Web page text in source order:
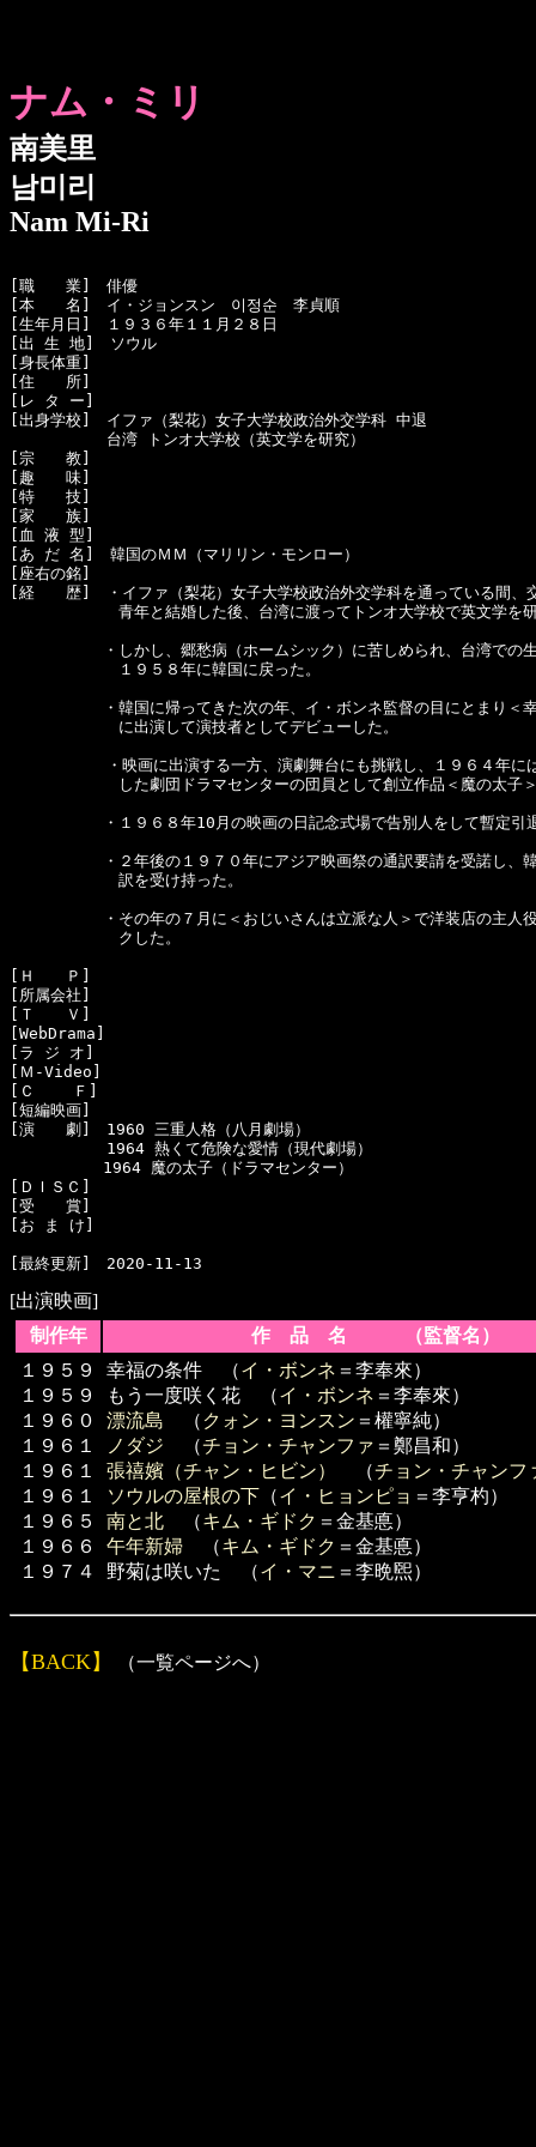
ナム・ミリ
南美里
남미리
Nam Mi-Ri
[職　　業]　俳優
[本　　名]　イ・ジョンスン　이정순　李貞順
[生年月日]　１９３６年１１月２８日
[出 生 地]　ソウル
[身長体重]
[住　　所]
[レ タ ー]
[出身学校]　イファ（梨花）女子大学校政治外交学科 中退
  　　　　　台湾 トンオ大学校（英文学を研究）
[宗　　教]
[趣　　味]
[特　　技]
[家　　族]
[血 液 型]
[あ だ 名]　韓国のＭＭ（マリリン・モンロー）
[座右の銘]
[経　　歴]　・イファ（梨花）女子大学校政治外交学科を通っている間、
青年と結婚した後、台湾に渡ってトンオ大学校で英文学を研
・しかし、郷愁病（ホームシック）に苦しめられ、台湾での生
１９５８年に韓国に戻った。
・韓国に帰ってきた次の年、イ・ボンネ監督の目にとまり＜幸
に出演して演技者としてデビューした。
　　　　　・映画に出演する一方、演劇舞台にも挑戦し、１９６４年に
した劇団ドラマセンターの団員として創立作品＜魔の太子＞
・１９６８年10月の映画の日記念式場で告別人をして暫定引
・２年後の１９７０年にアジア映画祭の通訳要請を受諾し、韓
訳を受け持った。
・その年の７月に＜おじいさんは立派な人＞で洋装店の主人役
クした。
[Ｈ　　Ｐ]
[所属会社]
[Ｔ　　Ｖ]
[WebDrama]
[ラ ジ オ]
[Ｍ-Video]
[Ｃ    Ｆ]
[短編映画]
[演　　劇]　1960 三重人格（八月劇場）
  　　　　　1964 熱くて危険な愛情（現代劇場）
1964 魔の太子（ドラマセンター）
[ＤＩＳＣ]
[受　　賞]
[お ま け]
[出演映画]
制作年
作 品 名 （監督名）
１９５９
１９５９
１９６０
１９６１
１９６１
１９６１
１９６５
１９６６
１９７４
幸福の条件 （イ・ボンネ ＝李奉來）
もう一度咲く花 （イ・ボンネ ＝李奉來）
漂流島 （ クォン・ヨンスン ＝權寧純）
ノダジ （チョン・チャンファ ＝鄭昌和）
張禧嬪（チャン・ヒビン）
（チョン・チャンフ
ソウルの屋根の下 （イ・ヒョンピョ ＝李亨杓）
南と北 （キム・ギドク ＝金基悳）
午年新婦 （キム・ギドク ＝金基悳）
野菊は咲いた （イ・マニ ＝李晩煕）
【BACK】 （一覧ページへ）